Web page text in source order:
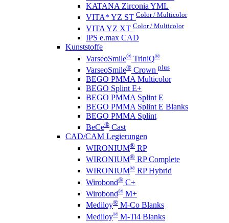
KATANA Zirconia YML
VITA* YZ ST Color / Multicolor
VITA YZ XT Color / Multicolor
IPS e.max CAD
Kunststoffe
VarseoSmile® TriniQ®
VarseoSmile® Crown plus
BEGO PMMA Multicolor
BEGO Splint E+
BEGO PMMA Splint E
BEGO PMMA Splint E Blanks
BEGO PMMA Splint
BeCe® Cast
CAD/CAM Legierungen
WIRONIUM® RP
WIRONIUM® RP Complete
WIRONIUM® RP Hybrid
Wirobond® C+
Wirobond® M+
Mediloy® M-Co Blanks
Mediloy® M-Ti4 Blanks